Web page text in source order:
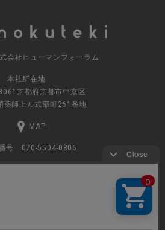
会社ヒューマンフォーラム
本社所在地
京都府京都市中京区
薬師上ル式部町261番地
MAP
号 070-5504-0806
～17:30（土日休業）